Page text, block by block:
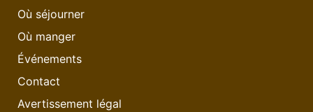
Où séjourner
Où manger
Événements
Contact
Avertissement légal